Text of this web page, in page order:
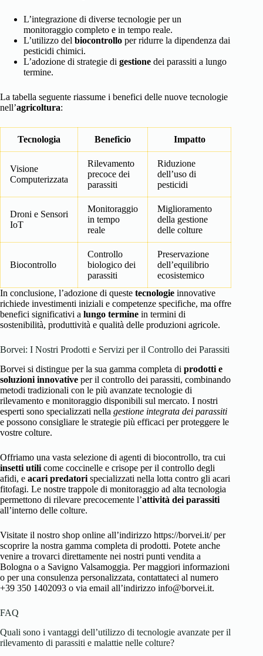
L’integrazione di diverse tecnologie per un
monitoraggio completo e in tempo reale.
L’utilizzo del biocontrollo per ridurre la dipendenza dai
pesticidi chimici.
L’adozione di strategie di gestione dei parassiti a lungo
termine.
La tabella seguente riassume i benefici delle nuove tecnologie
nell’agricoltura:
Tecnologia Beneficio Impatto
Visione
Computerizzata
Rilevamento
precoce dei
parassiti
Riduzione
dell’uso di
pesticidi
Droni e Sensori
IoT
Monitoraggio
in tempo
reale
Miglioramento
della gestione
delle colture
Biocontrollo
Controllo
biologico dei
parassiti
Preservazione
dell’equilibrio
ecosistemico
In conclusione, l’adozione di queste tecnologie innovative
richiede investimenti iniziali e competenze specifiche, ma offre
benefici significativi a lungo termine in termini di
sostenibilità, produttività e qualità delle produzioni agricole.
Borvei: I Nostri Prodotti e Servizi per il Controllo dei Parassiti
Borvei si distingue per la sua gamma completa di prodotti e
soluzioni innovative per il controllo dei parassiti, combinando
metodi tradizionali con le più avanzate tecnologie di
rilevamento e monitoraggio disponibili sul mercato. I nostri
esperti sono specializzati nella gestione integrata dei parassiti
e possono consigliare le strategie più efficaci per proteggere le
vostre colture.
Offriamo una vasta selezione di agenti di biocontrollo, tra cui
insetti utili come coccinelle e crisope per il controllo degli
afidi, e acari predatori specializzati nella lotta contro gli acari
fitofagi. Le nostre trappole di monitoraggio ad alta tecnologia
permettono di rilevare precocemente l’attività dei parassiti
all’interno delle colture.
Visitate il nostro shop online all’indirizzo https://borvei.it/ per
scoprire la nostra gamma completa di prodotti. Potete anche
venire a trovarci direttamente nei nostri punti vendita a
Bologna o a Savigno Valsamoggia. Per maggiori informazioni
o per una consulenza personalizzata, contattateci al numero
+39 350 1402093 o via email all’indirizzo info@borvei.it.
FAQ
Quali sono i vantaggi dell’utilizzo di tecnologie avanzate per il
rilevamento di parassiti e malattie nelle colture?